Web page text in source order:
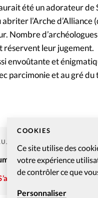
COOKIES
Ce site utilise des
votre expérience
de contrôler ce que
Personnaliser
été un adorateur de
l’Arche
Nombre
réservent leur jugement.
envoûtante et
parcimonie et au gré du
Christianisme